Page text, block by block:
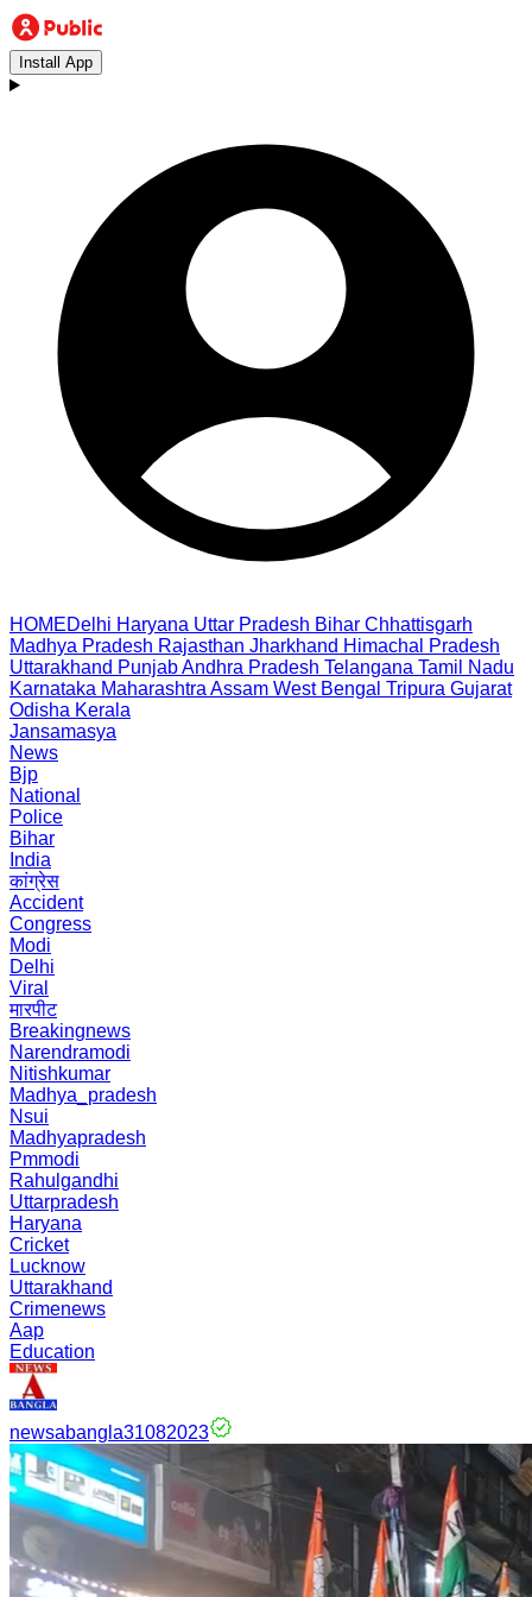
Install App
HOMEDelhi Haryana Uttar Pradesh Bihar Chhattisgarh
Madhya Pradesh Rajasthan Jharkhand Himachal Pradesh
Uttarakhand PunjabAndhra Pradesh Telangana Tamil Nadu
Karnataka Maharashtra Assam West Bengal Tripura Gujarat
Odisha Kerala
Jansamasya
News
Bjp
National
Police
Bihar
India
कांग्रेस
Accident
Congress
Modi
Delhi
Viral
मारपीट
Breakingnews
Narendramodi
Nitishkumar
Madhya_pradesh
Nsui
Madhyapradesh
Pmmodi
Rahulgandhi
Uttarpradesh
Haryana
Cricket
Lucknow
Uttarakhand
Crimenews
Aap
Education
newsabangla31082023